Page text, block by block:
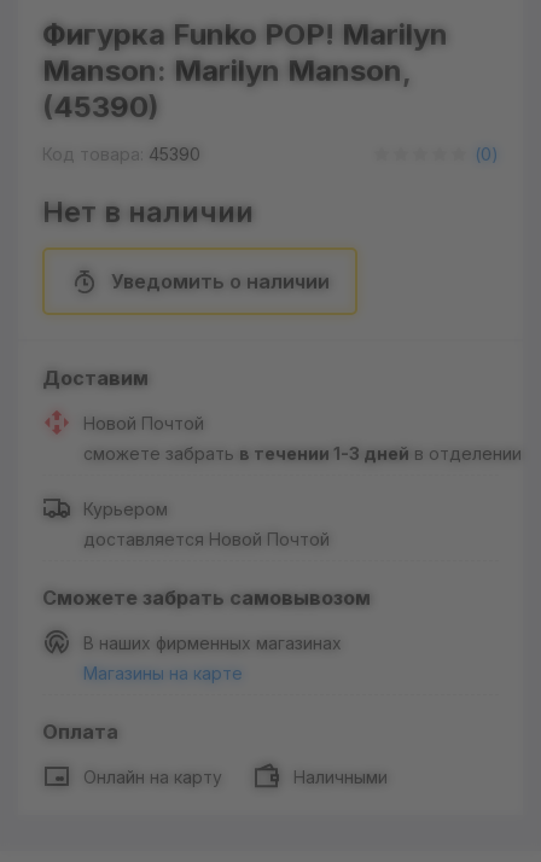
Фигурка Funko POP! Marilyn
Manson: Marilyn Manson,
(45390)
Код товара: 45390 (0)
Нет в наличии
Уведомить о наличии
Доставим
Новой Почтой
сможете забрать в течении 1-3 дней в отделении
Курьером
доставляется Новой Почтой
Сможете забрать самовывозом
В наших фирменных магазинах
Магазины на карте
Оплата
Онлайн на карту Наличными